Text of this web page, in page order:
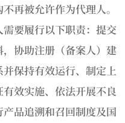
再被允许作为代理人。
要履行以下职责：提交
协助注册（备案人）建
保持有效运行、制定上
效实施、依法开展不良
品追溯和召回制度及国